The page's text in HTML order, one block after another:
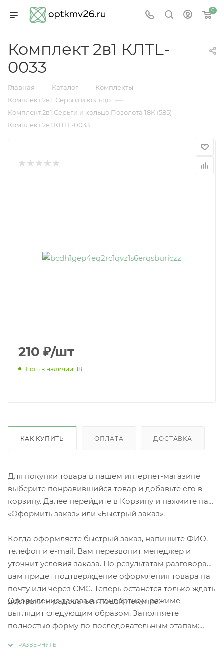
0
Комплект 2в1 КЛТL-
0033
Главная — Каталог — Комплекты —
Комплект 2в1: Серьги и кольцо —
Комплект 2в1:Серьги и кольцо.Позолота 18К (585) —
Комплект 2в1 КЛТL-0033
210 ₽/шт
Есть в наличии: 18
КАК КУПИТЬ ОПЛАТА ДОСТАВКА
Для покупки товара в нашем интернет-магазине
выберите понравившийся товар и добавьте его в
корзину. Далее перейдите в Корзину и нажмите на
«Оформить заказ» или «Быстрый заказ».
Когда оформляете быстрый заказ, напишите ФИО,
телефон и e-mail. Вам перезвонит менеджер и
уточнит условия заказа. По результатам разговора
вам придет подтверждение оформления товара на
почту или через СМС. Теперь останется только ждать
доставки и радоваться новой покупке.
Оформление заказа в стандартном режиме
выглядит следующим образом. Заполняете
полностью форму по последовательным этапам: